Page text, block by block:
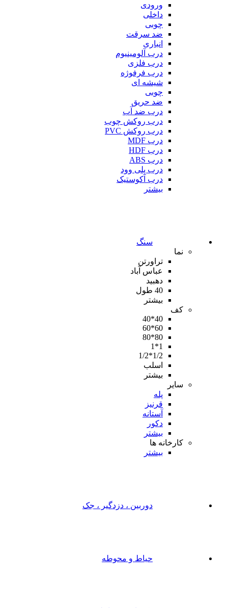
ورودی
داخلی
چوبی
ضد سرقت
انباری
درب آلومینیوم
درب فلزی
درب فرفوژه
شیشه ای
چوبی
ضد حریق
درب ضد آب
درب روکش چوب
درب روکش PVC
درب MDF
درب HDF
درب ABS
درب پلی وود
درب آکوستیک
بیشتر
سنگ
نما
تراورتن
عباس آباد
دهبید
40 طول
بیشتر
کف
40*40
60*60
80*80
1*1
1/2*1/2
اسلب
بیشتر
سایر
پله
قرنیز
آستانه
دکور
بیشتر
کارخانه ها
بیشتر
دوربین ، دزدگیر ، جک
حیاط و محوطه